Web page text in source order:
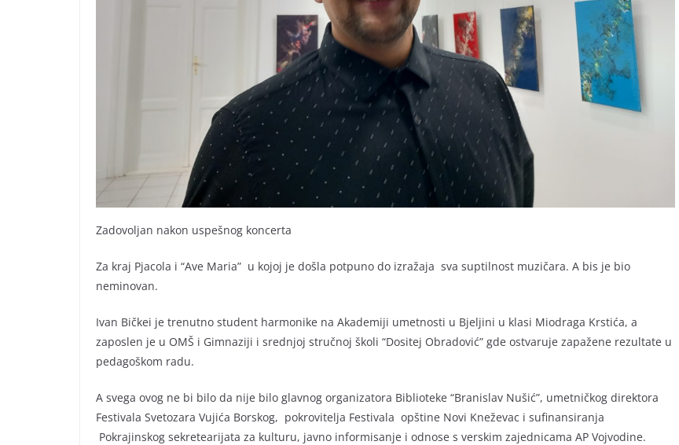
Zadovoljan nakon uspešnog koncerta
Za kraj Pjacola i “Ave Maria” u kojoj je došla potpuno do izražaja sva suptilnost muzičara. A bis je bio
neminovan.
Ivan Bičkei je trenutno student harmonike na Akademiji umetnosti u Bjeljini u klasi Miodraga Krstića, a
zaposlen je u OMŠ i Gimnaziji i srednjoj stručnoj školi “Dositej Obradović” gde ostvaruje zapažene rezultate u
pedagoškom radu.
A svega ovog ne bi bilo da nije bilo glavnog organizatora Biblioteke “Branislav Nušić”, umetničkog direktora
Festivala Svetozara Vujića Borskog, pokrovitelja Festivala opštine Novi Kneževac i sufinansiranja
Pokrajinskog sekretearijata za kulturu, javno informisanje i odnose s verskim zajednicama AP Vojvodine.